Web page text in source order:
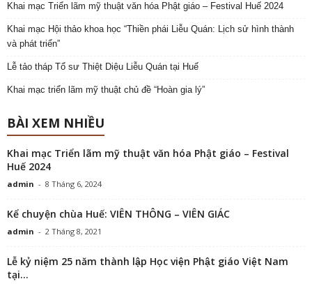
Khai mạc Triển lãm mỹ thuật văn hóa Phật giáo – Festival Huế 2024
Khai mạc Hội thảo khoa học “Thiền phái Liễu Quán: Lịch sử hình thành
và phát triển”
Lễ tảo tháp Tổ sư Thiệt Diệu Liễu Quán tại Huế
Khai mạc triển lãm mỹ thuật chủ đề “Hoàn gia lý”
BÀI XEM NHIỀU
Khai mạc Triển lãm mỹ thuật văn hóa Phật giáo – Festival
Huế 2024
admin - 8 Tháng 6, 2024
Kể chuyện chùa Huế: VIÊN THÔNG – VIÊN GIÁC
admin - 2 Tháng 8, 2021
Lễ kỷ niệm 25 năm thành lập Học viện Phật giáo Việt Nam
tại...